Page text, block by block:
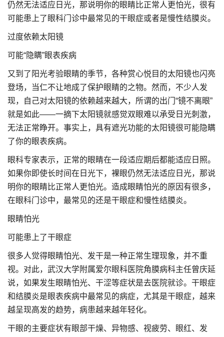
仍然无法适应日光，那说明你的眼睛比正常人更怕光，很有
可能患上了眼科门诊中最常见的干眼症或者是慢性结膜炎。
过度依赖太阳镜
可能“隐瞒”眼表疾病
又到了阳光考验眼睛的季节，各种赏心悦目的太阳镜也闪亮
登场，当仁不让地成了保护眼睛的之物。然而，不少人发
现，自己对太阳镜的依赖越来越大，所谓的出门“镜不离眼”
就是如此——一摘下太阳镜就感觉双眼难以承受日光刺激，
无法正常睁开。事实上，具有遮光功能的太阳镜很可能隐瞒
了你的眼表疾病。
眼科专家表示，正常的眼睛在一段适应期后都能适应日照。
如果你即使长时间在日光下，裸眼仍然无法适应日光，那说
明你的眼睛比正常人更怕光。造成眼睛怕光的原因有很多，
在眼科门诊中，最常见的还是干眼症和慢性结膜炎。
眼睛怕光
可能患上了干眼症
很多人觉得眼睛怕光、发干是一种正常生理现象，并不重
视。对此，武汉大学附属爱尔眼科医院角膜病科主任曾庆延
说，如果发生眼睛怕光、干涩等症状是去医院就诊。干眼症
和结膜炎是眼表疾病中最常见的病症，尤其是干眼症，越来
越呈现高发的趋势，病患越来越年轻化。
干眼的主要症状有眼部干燥、异物感、视疲劳、眼红、发